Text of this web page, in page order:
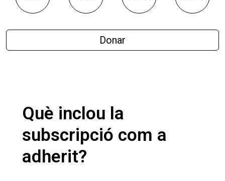
Donar
Què inclou la
subscripció com a
adherit?